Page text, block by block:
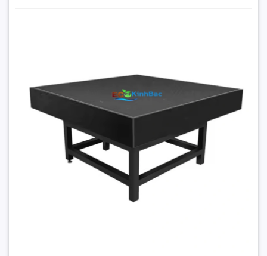
130.500.000₫
Đặt trước sản phẩm để nhận thêm nhiều ưu đãi bạn